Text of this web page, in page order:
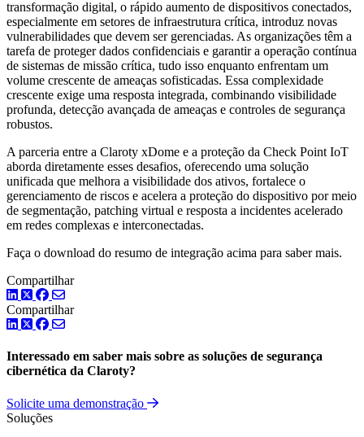
transformação digital, o rápido aumento de dispositivos conectados,
especialmente em setores de infraestrutura crítica, introduz novas
vulnerabilidades que devem ser gerenciadas. As organizações têm a
tarefa de proteger dados confidenciais e garantir a operação contínua
de sistemas de missão crítica, tudo isso enquanto enfrentam um
volume crescente de ameaças sofisticadas. Essa complexidade
crescente exige uma resposta integrada, combinando visibilidade
profunda, detecção avançada de ameaças e controles de segurança
robustos.
A parceria entre a Claroty xDome e a proteção da Check Point IoT
aborda diretamente esses desafios, oferecendo uma solução
unificada que melhora a visibilidade dos ativos, fortalece o
gerenciamento de riscos e acelera a proteção do dispositivo por meio
de segmentação, patching virtual e resposta a incidentes acelerado
em redes complexas e interconectadas.
Faça o download do resumo de integração acima para saber mais.
Compartilhar
LinkedIn
TwitterFacebook
Compartilhar
LinkedIn
TwitterFacebook
Interessado em saber mais sobre as soluções de segurança
cibernética da Claroty?
Solicite uma demonstração
Soluções